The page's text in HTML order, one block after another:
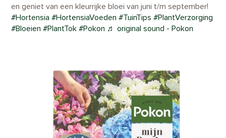
en geniet van een kleurrijke bloei van juni t/m september!
#Hortensia #HortensiaVoeden #TuinTips #PlantVerzorging
#Bloeien #PlantTok #Pokon ♬ original sound - Pokon